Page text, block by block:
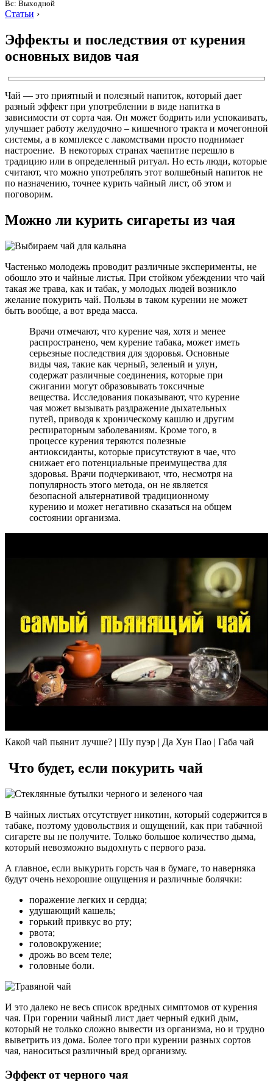
Вс: Выходной
Статьи ›
Эффекты и последствия от курения
основных видов чая
Чай — это приятный и полезный напиток, который дает
разный эффект при употреблении в виде напитка в
зависимости от сорта чая. Он может бодрить или успокаивать,
улучшает работу желудочно – кишечного тракта и мочегонной
системы, а в комплексе с лакомствами просто поднимает
настроение. В некоторых странах чаепитие перешло в
традицию или в определенный ритуал. Но есть люди, которые
считают, что можно употреблять этот волшебный напиток не
по назначению, точнее курить чайный лист, об этом и
поговорим.
Можно ли курить сигареты из чая
Частенько молодежь проводит различные эксперименты, не
обошло это и чайные листья. При стойком убеждении что чай
такая же трава, как и табак, у молодых людей возникло
желание покурить чай. Пользы в таком курении не может
быть вообще, а вот вреда масса.
Врачи отмечают, что курение чая, хотя и менее
распространено, чем курение табака, может иметь
серьезные последствия для здоровья. Основные
виды чая, такие как черный, зеленый и улун,
содержат различные соединения, которые при
сжигании могут образовывать токсичные
вещества. Исследования показывают, что курение
чая может вызывать раздражение дыхательных
путей, приводя к хроническому кашлю и другим
респираторным заболеваниям. Кроме того, в
процессе курения теряются полезные
антиоксиданты, которые присутствуют в чае, что
снижает его потенциальные преимущества для
здоровья. Врачи подчеркивают, что, несмотря на
популярность этого метода, он не является
безопасной альтернативой традиционному
курению и может негативно сказаться на общем
состоянии организма.
Какой чай пьянит лучше? | Шу пуэр | Да Хун Пао | Габа чай
Что будет, если покурить чай
В чайных листьях отсутствует никотин, который содержится в
табаке, поэтому удовольствия и ощущений, как при табачной
сигарете вы не получите. Только большое количество дыма,
который невозможно выдохнуть с первого раза.
А главное, если выкурить горсть чая в бумаге, то наверняка
будут очень нехорошие ощущения и различные болячки:
поражение легких и сердца;
удушающий кашель;
горький привкус во рту;
рвота;
головокружение;
дрожь во всем теле;
головные боли.
И это далеко не весь список вредных симптомов от курения
чая. При горении чайный лист дает черный едкий дым,
который не только сложно вывести из организма, но и трудно
выветрить из дома. Более того при курении разных сортов
чая, наноситься различный вред организму.
Эффект от черного чая